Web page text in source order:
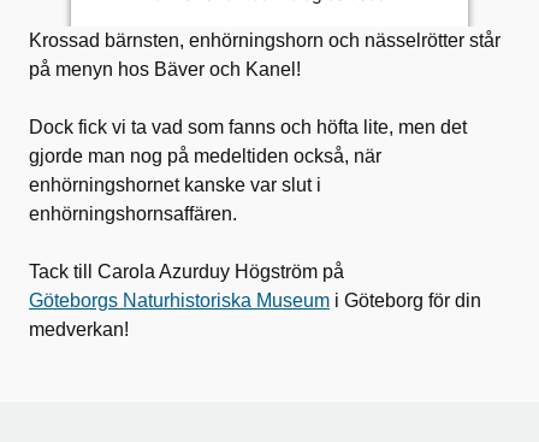
Powered by
Usercentrics Consent Management
Krossad bärnsten, enhörningshorn och nässelrötter står
på menyn hos Bäver och Kanel!
Dock fick vi ta vad som fanns och höfta lite, men det
gjorde man nog på medeltiden också, när
enhörningshornet kanske var slut i
enhörningshornsaffären.
Tack till Carola Azurduy Högström på
Göteborgs Naturhistoriska Museum i Göteborg för din
medverkan!